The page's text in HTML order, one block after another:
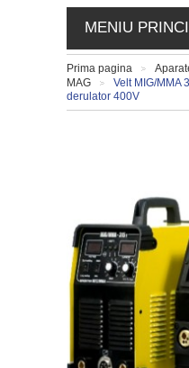
MENIU
Prima pagina
>
MAG
>
Velt MIG/MMA
derulator 400V